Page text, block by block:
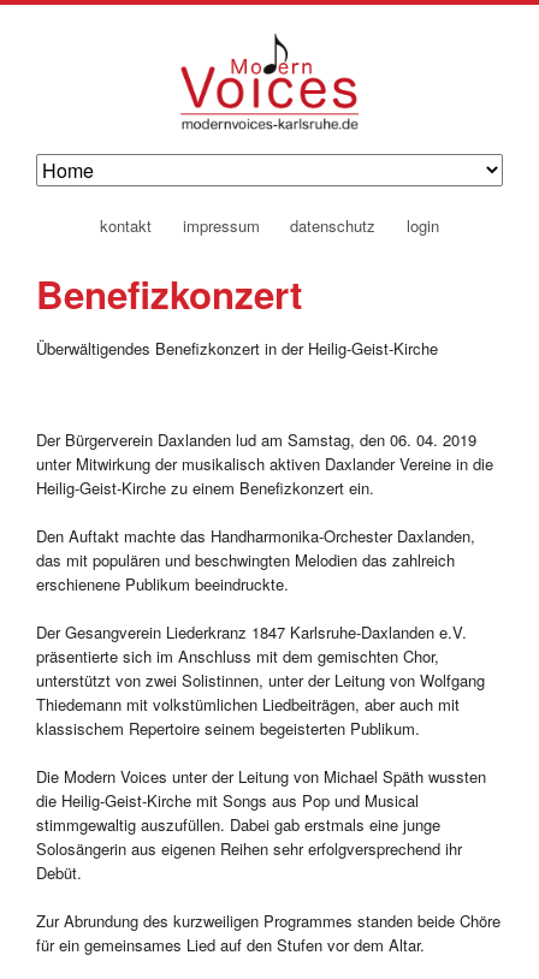
navigation
kontakt impressum datenschutz login
Benefizkonzert
Überwältigendes Benefizkonzert in der Heilig-Geist-Kirche
Der Bürgerverein Daxlanden lud am Samstag, den 06. 04. 2019
unter Mitwirkung der musikalisch aktiven Daxlander Vereine in die
Heilig-Geist-Kirche zu einem Benefizkonzert ein.
Den Auftakt machte das Handharmonika-Orchester Daxlanden,
das mit populären und beschwingten Melodien das zahlreich
erschienene Publikum beeindruckte.
Der Gesangverein Liederkranz 1847 Karlsruhe-Daxlanden e.V.
präsentierte sich im Anschluss mit dem gemischten Chor,
unterstützt von zwei Solistinnen, unter der Leitung von Wolfgang
Thiedemann mit volkstümlichen Liedbeiträgen, aber auch mit
klassischem Repertoire seinem begeisterten Publikum.
Die Modern Voices unter der Leitung von Michael Späth wussten
die Heilig-Geist-Kirche mit Songs aus Pop und Musical
stimmgewaltig auszufüllen. Dabei gab erstmals eine junge
Solosängerin aus eigenen Reihen sehr erfolgversprechend ihr
Debüt.
Zur Abrundung des kurzweiligen Programmes standen beide Chöre
für ein gemeinsames Lied auf den Stufen vor dem Altar.